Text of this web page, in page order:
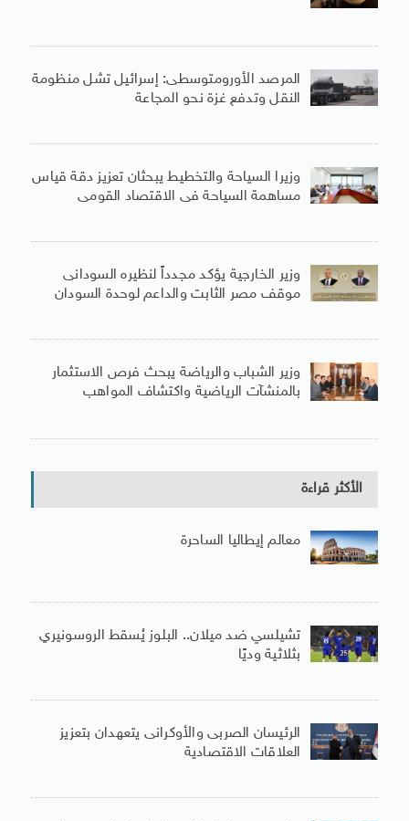
المرصد الأورومتوسطى: إسرائيل تشل منظومة
النقل وتدفع غزة نحو المجاعة
وزيرا السياحة والتخطيط يبحثان تعزيز دقة قياس
مساهمة السياحة فى الاقتصاد القومى
وزير الخارجية يؤكد مجدداً لنظيره السودانى
موقف مصر الثابت والداعم لوحدة السودان
وزير الشباب والرياضة يبحث فرص الاستثمار
بالمنشآت الرياضية واكتشاف المواهب
الأكثر قراءة
معالم إيطاليا الساحرة
تشيلسي ضد ميلان.. البلوز يُسقط الروسونيري
بثلاثية وديًا
الرئيسان الصربى والأوكرانى يتعهدان بتعزيز
العلاقات الاقتصادية